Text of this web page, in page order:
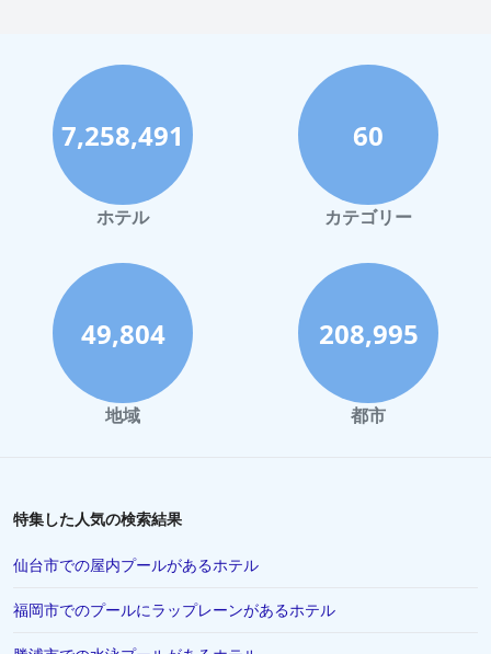
7,258,491
ホテル
60
カテゴリー
49,804
地域
208,995
都市
特集した人気の検索結果
仙台市での屋内プールがあるホテル
福岡市でのプールにラップレーンがあるホテル